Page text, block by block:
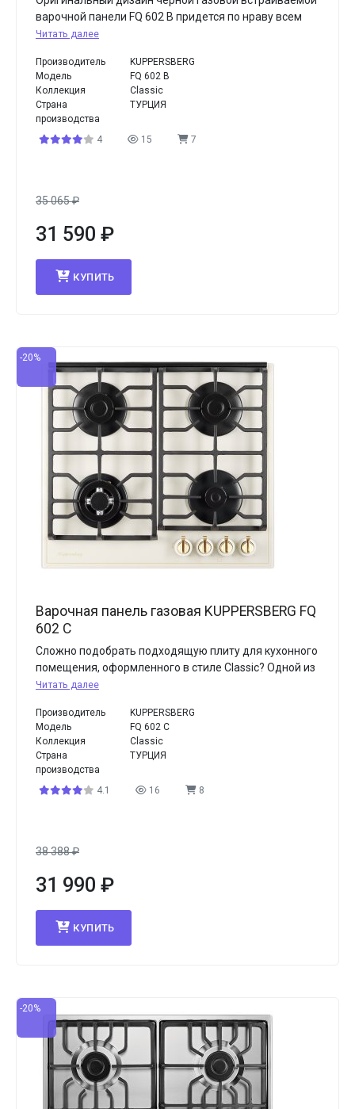
варочной панели FQ 602 B придется по нраву всем
Читать далее
Производитель
KUPPERSBERG
Модель
FQ 602 B
Коллекция
Classic
Страна
производства
ТУРЦИЯ
4 15 7
35 065₽
31 590 ₽
КУПИТЬ
-20%
Варочная панель газовая KUPPERSBERG FQ
602 C
Сложно подобрать подходящую плиту для кухонного
помещения, оформленного в стиле Classic? Одной из
Читать далее
Производитель
KUPPERSBERG
Модель
FQ 602 C
Коллекция
Classic
Страна
производства
ТУРЦИЯ
4.1 16 8
38 388₽
31 990 ₽
КУПИТЬ
-20%